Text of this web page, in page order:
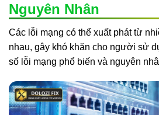
Nguyên Nhân
Các lỗi mạng có thể xuất phát từ
nhau, gây khó khăn cho người sử
số lỗi mạng phổ biến và nguyên